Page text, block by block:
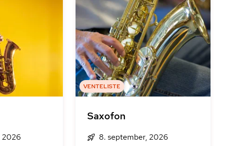
2026
VENTELISTE
Saxofon
8. september, 2026